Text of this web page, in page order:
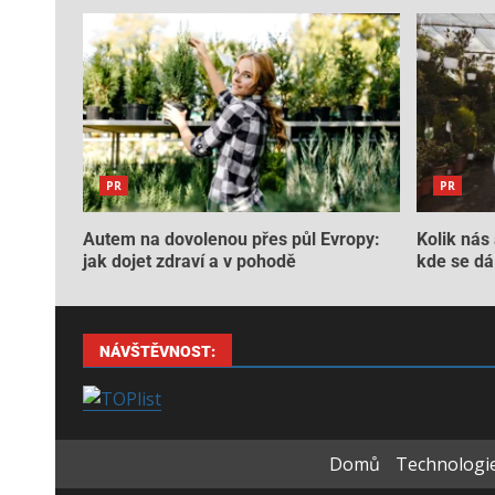
PR
Autem na dovolenou přes půl Evropy:
jak dojet zdraví a v pohodě
PR
Kolik nás
kde se
NÁVŠTĚVNOST:
Domů